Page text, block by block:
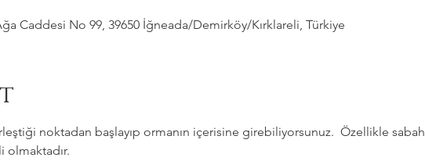
Caddesi No 99, 39650 İğneada/Demirköy/Kırklareli, Türkiye
noktadan başlayıp ormanın içerisine girebiliyorsunuz.  Özellikle sabah
olmaktadır.